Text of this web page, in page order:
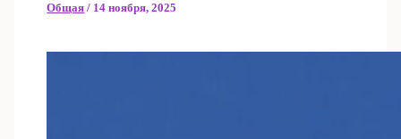
Общая / 14 ноября, 2025